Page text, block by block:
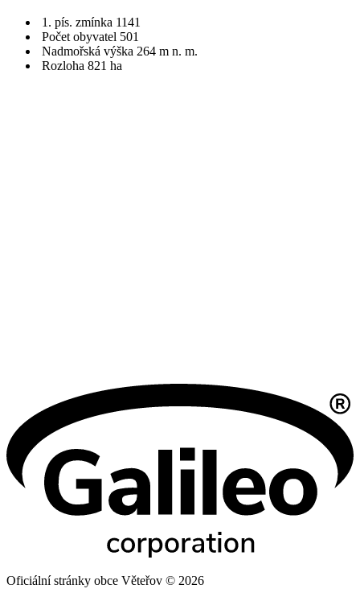
1. pís. zmínka 1141
Počet obyvatel 501
Nadmořská výška 264 m n. m.
Rozloha 821 ha
Oficiální stránky obce Věteřov © 2026